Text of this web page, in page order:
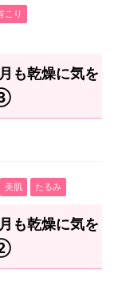
こり
も乾燥に気を
美肌 たるみ
も乾燥に気を